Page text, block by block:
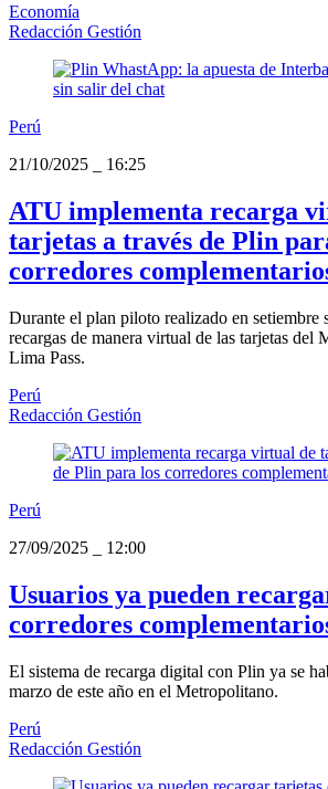
Economía
Redacción Gestión
Perú
21/10/2025
16:25
ATU implementa recarga
tarjetas a través de Plin
corredores
Durante el plan piloto realizado en setiembre
recargas de manera virtual de las tarjetas del
Lima Pass.
Perú
Redacción Gestión
Perú
27/09/2025
12:00
Usuarios ya pueden
corredores
El sistema de recarga digital con Plin ya se
marzo de este año en el Metropolitano.
Perú
Redacción Gestión